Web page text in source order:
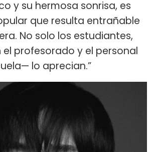
y su hermosa sonrisa, es
que resulta entrañable
No solo los estudiantes,
profesorado y el personal
lo aprecian.”